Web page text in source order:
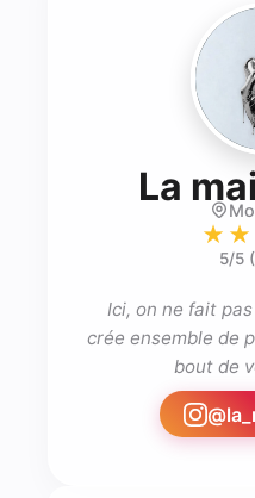
La
5/5 (
crée ensemble de
bout de
@